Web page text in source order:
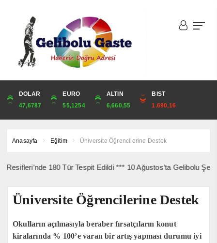
DOLAR
47,6787
EURO
55,1254
ALTIN
6,660,55
BIST
1.690,16
ONS
4,341,81
ALTIN
6,660,55
ÇEYREK
10,889,99
CUMHURİYET
44,750,00
Anasayfa Eğitim Üniversite Öğrencilerine Destek
180 Tür Tespit Edildi *** 10 Ağustos’ta Gelibolu
Üniversite Öğrencilerine Destek
Okulların açılmasıyla beraber fırsatçıların konut
kiralarında % 100’e varan bir artış yapması durumu iyi